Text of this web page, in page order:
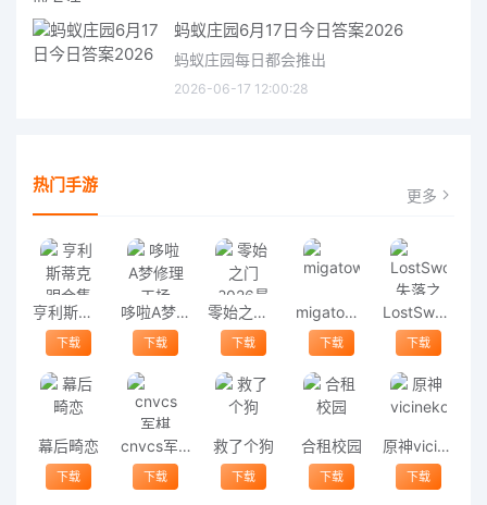
蚂蚁庄园6月17日今日答案2026
蚂蚁庄园每日都会推出
2026-06-17 12:00:28
热门手游 更多
亨利斯蒂克明合集
下载
哆啦A梦修理工场
下载
零始之门2026最新版
下载
migatowemyworld1.68
下载
LostSword失落之剑
下载
幕后畸恋
下载
cnvcs军棋
下载
救了个狗
下载
合租校园
下载
原神vicineko
下载